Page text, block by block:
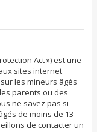
Act ») est une
sites internet
les mineurs âgés
parents ou des
ne savez pas si
de moins de 13
de contacter un